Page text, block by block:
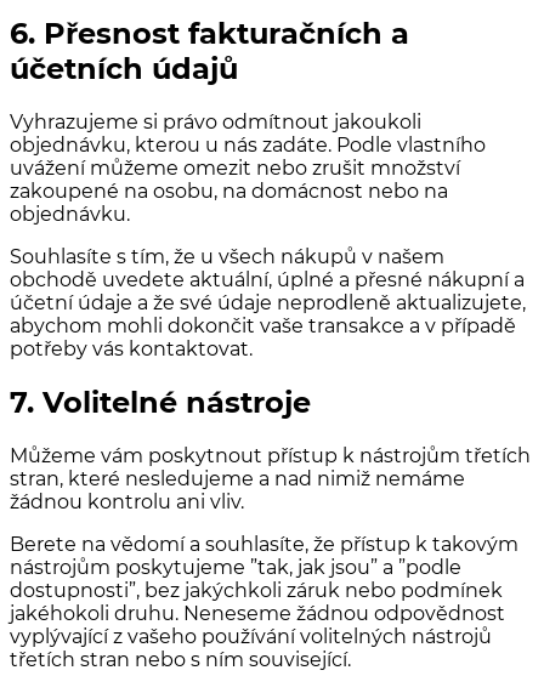
6. Přesnost fakturačních a
účetních údajů
Vyhrazujeme si právo odmítnout jakoukoli
objednávku, kterou u nás zadáte. Podle vlastního
uvážení můžeme omezit nebo zrušit množství
zakoupené na osobu, na domácnost nebo na
objednávku.
Souhlasíte s tím, že u všech nákupů v našem
obchodě uvedete aktuální, úplné a přesné nákupní a
účetní údaje a že své údaje neprodleně aktualizujete,
abychom mohli dokončit vaše transakce a v případě
potřeby vás kontaktovat.
7. Volitelné nástroje
Můžeme vám poskytnout přístup k nástrojům třetích
stran, které nesledujeme a nad nimiž nemáme
žádnou kontrolu ani vliv.
Berete na vědomí a souhlasíte, že přístup k takovým
nástrojům poskytujeme ”tak, jak jsou” a ”podle
dostupnosti”, bez jakýchkoli záruk nebo podmínek
jakéhokoli druhu. Neneseme žádnou odpovědnost
vyplývající z vašeho používání volitelných nástrojů
třetích stran nebo s ním související.